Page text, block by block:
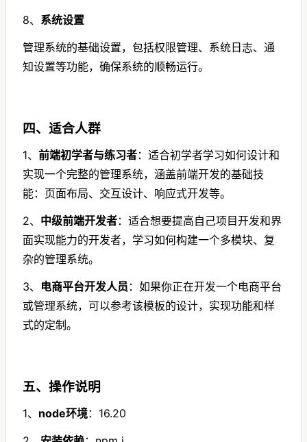
8、 系统设置
管理系统的基础设置，包括权限管理、系统日志、通
知设置等功能，确保系统的顺畅运行。
四、适合人群
1、 前端初学者与练习者：适合初学者学习如何设计和
实现一个完整的管理系统，涵盖前端开发的基础技
能：页面布局、交互设计、响应式开发等。
2、 中级前端开发者：适合想要提高自己项目开发和界
面实现能力的开发者，学习如何构建一个多模块、复
杂的管理系统。
3、 电商平台开发人员 ：如果你正在开发一个电商平台
或管理系统，可以参考该模板的设计，实现功能和样
式的定制。
五、 操作说明
1、 node环境：16.20